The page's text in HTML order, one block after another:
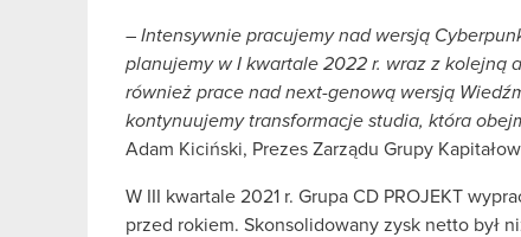
– Intensywnie pracujemy nad wersją
planujemy w I kwartale 2022 r. wraz z kolejną
również prace nad next-genową wersją
kontynuujemy transformacje studia, która
Adam Kiciński, Prezes Zarządu Grupy
W III kwartale 2021 r. Grupa CD PROJEKT
przed rokiem. Skonsolidowany zysk netto był